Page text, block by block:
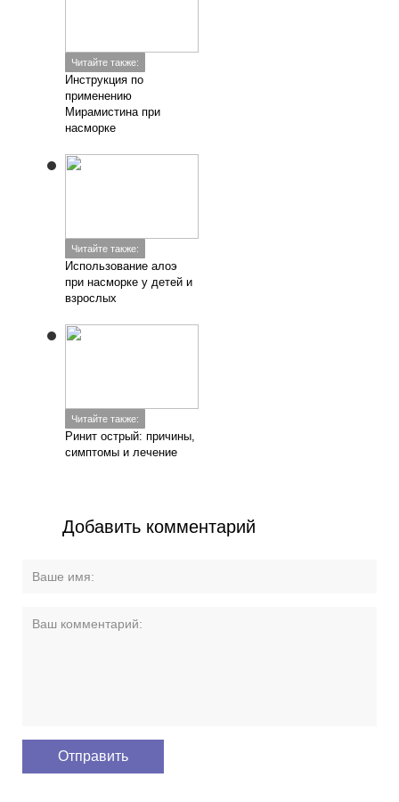
Читайте также:
Инструкция по
применению
Мирамистина при
насморке
Читайте также:
Использование алоэ
при насморке у детей и
взрослых
Читайте также:
Ринит острый: причины,
симптомы и лечение
Добавить комментарий